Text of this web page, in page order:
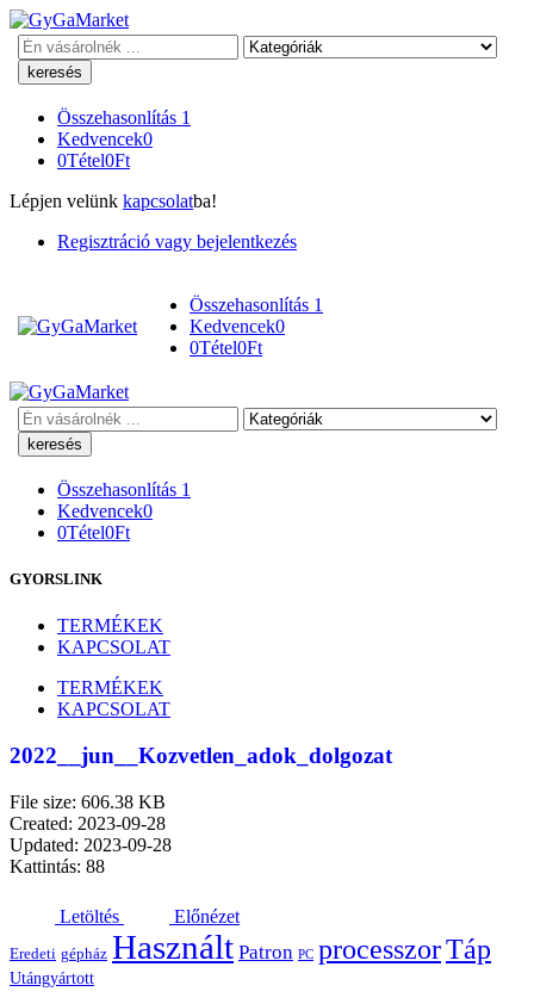
Keresés
Összehasonlítás 1
Kedvencek0
0Tétel0Ft
Lépjen velünk kapcsolatba!
Regisztráció vagy bejelentkezés
Összehasonlítás 1
Kedvencek0
0Tétel0Ft
Keresés
Összehasonlítás 1
Kedvencek0
0Tétel0Ft
GYORSLINK
TERMÉKEK
KAPCSOLAT
TERMÉKEK
KAPCSOLAT
2022__jun__Kozvetlen_adok_dolgozat
File size: 606.38 KB
Created: 2023-09-28
Updated: 2023-09-28
Kattintás: 88
Letöltés Előnézet
Eredeti gépház Használt Patron PC processzorTáp
Utángyártott